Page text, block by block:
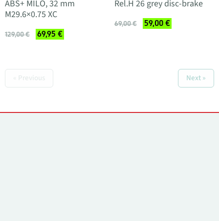
ABS+ MILO, 32 mm
M29.6×0.75 XC
129,00 € 69,95 €
Rel.H 26 grey disc-brake
69,00 € 59,00 €
« Previous Next »